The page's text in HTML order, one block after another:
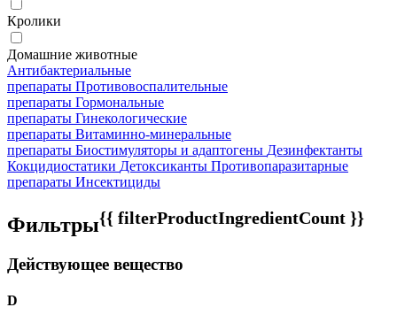
Кролики
Домашние животные
Антибактериальные
препараты Противовоспалительные
препараты Гормональные
препараты Гинекологические
препараты Витаминно-минеральные
препараты Биостимуляторы и адаптогены Дезинфектанты
Кокцидиостатики Детоксиканты Противопаразитарные
препараты Инсектициды
Фильтры{{ filterProductIngredientCount }}
Действующее вещество
D